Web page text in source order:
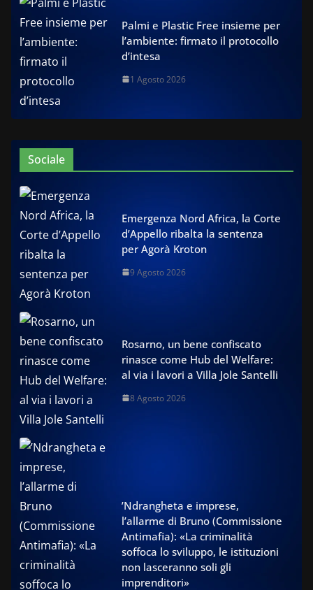
Palmi e Plastic Free insieme per
l’ambiente: firmato il protocollo
d’intesa
1 Agosto 2026
Sociale
Emergenza Nord Africa, la Corte
d’Appello ribalta la sentenza
per Agorà Kroton
9 Agosto 2026
Rosarno, un bene confiscato
rinasce come Hub del Welfare:
al via i lavori a Villa Jole Santelli
8 Agosto 2026
’Ndrangheta e imprese,
l’allarme di Bruno (Commissione
Antimafia): «La criminalità
soffoca lo sviluppo, le istituzioni
non lasceranno soli gli
imprenditori»